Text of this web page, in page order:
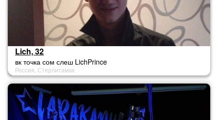
Lich, 32
вк точка сом слеш LichPrince
Россия, Стерлитамак